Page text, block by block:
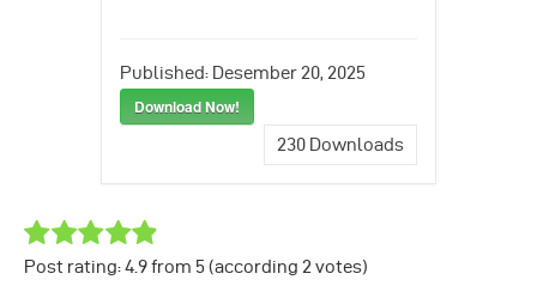
Published: Desember 20, 2025
Download Now!
230 Downloads
Post rating:4.9from 5(according 2 votes)